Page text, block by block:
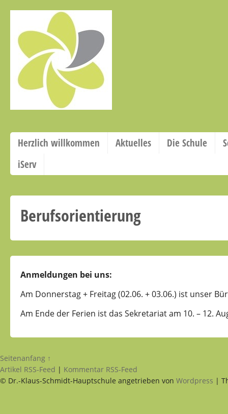
Herzlich willkommen Aktuelles Die Schule
iServ
Berufsorientierung
Anmeldungen bei uns:
Am Donnerstag + Freitag (02.06. + 03.06.) ist unser
Am Ende der Ferien ist das Sekretariat am 10. – 12.
Seitenanfang ↑
Artikel RSS-Feed | Kommentar RSS-Feed
© Dr.-Klaus-Schmidt-Hauptschule angetrieben von Wordpress |